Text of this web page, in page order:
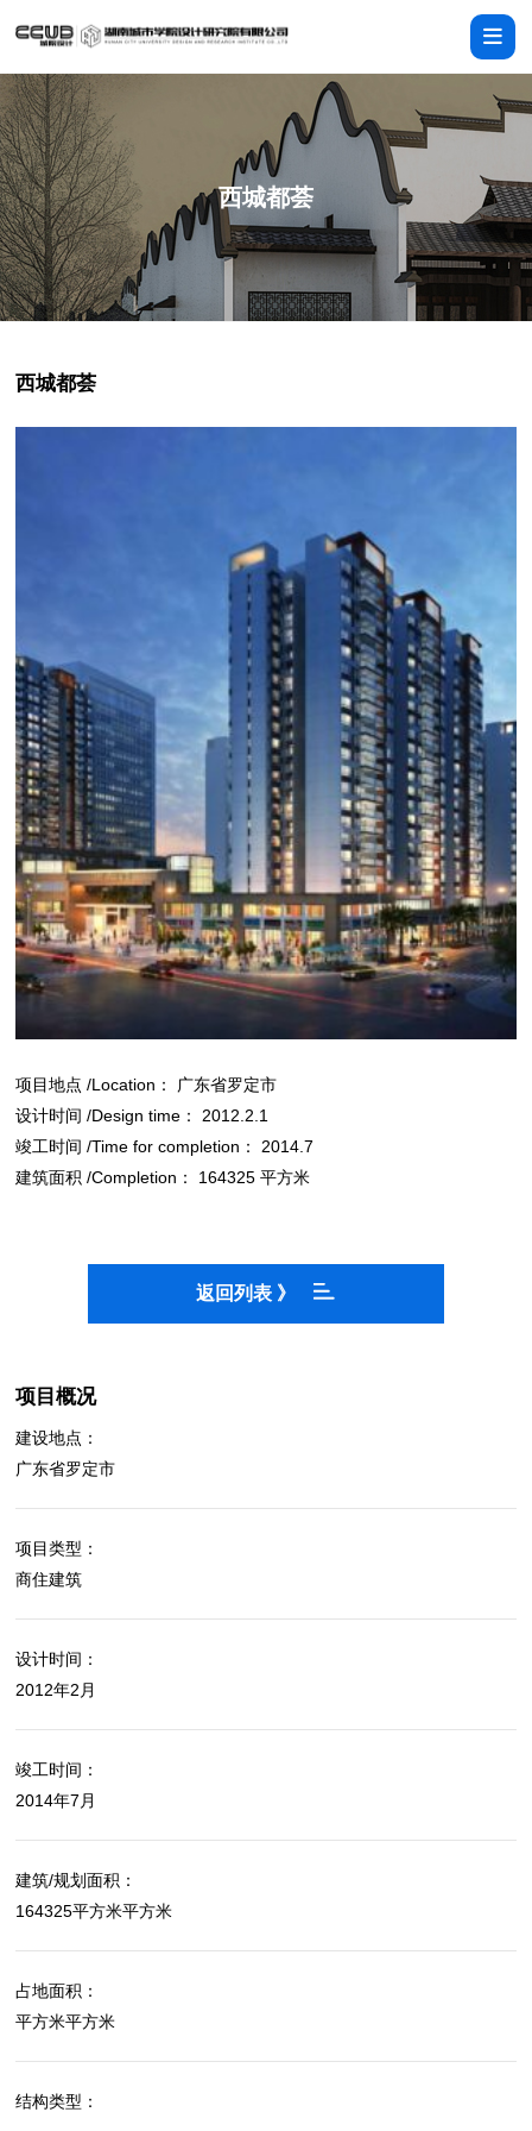
西城都荟
西城都荟
项目地点 /Location： 广东省罗定市
设计时间 /Design time： 2012.2.1
竣工时间 /Time for completion： 2014.7
建筑面积 /Completion： 164325 平方米
返回列表 》
项目概况
建设地点：
广东省罗定市
项目类型：
商住建筑
设计时间：
2012年2月
竣工时间：
2014年7月
建筑/规划面积：
164325平方米平方米
占地面积：
平方米平方米
结构类型：